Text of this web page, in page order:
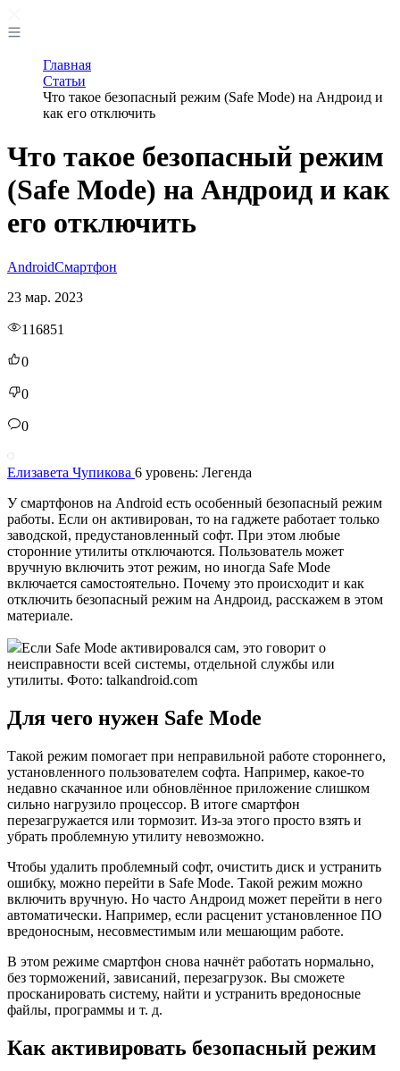
Главная
Статьи
Что такое безопасный режим (Safe Mode) на Андроид и
как его отключить
Что такое безопасный режим
(Safe Mode) на Андроид и как
его отключить
AndroidСмартфон
23 мар. 2023
116851
0
0
0
Елизавета Чупикова 6 уровень: Легенда
У смартфонов на Android есть особенный безопасный режим
работы. Если он активирован, то на гаджете работает только
заводской, предустановленный софт. При этом любые
сторонние утилиты отключаются. Пользователь может
вручную включить этот режим, но иногда Safe Mode
включается самостоятельно. Почему это происходит и как
отключить безопасный режим на Андроид, расскажем в этом
материале.
Если Safe Mode активировался сам, это говорит о
неисправности всей системы, отдельной службы или
утилиты. Фото: talkandroid.com
Для чего нужен Safe Mode
Такой режим помогает при неправильной работе стороннего,
установленного пользователем софта. Например, какое-то
недавно скачанное или обновлённое приложение слишком
сильно нагрузило процессор. В итоге смартфон
перезагружается или тормозит. Из-за этого просто взять и
убрать проблемную утилиту невозможно.
Чтобы удалить проблемный софт, очистить диск и устранить
ошибку, можно перейти в Safe Mode. Такой режим можно
включить вручную. Но часто Андроид может перейти в него
автоматически. Например, если расценит установленное ПО
вредоносным, несовместимым или мешающим работе.
В этом режиме смартфон снова начнёт работать нормально,
без торможений, зависаний, перезагрузок. Вы сможете
просканировать систему, найти и устранить вредоносные
файлы, программы и т. д.
Как активировать безопасный режим